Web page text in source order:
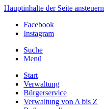
Hauptinhalte der Seite ansteuern
Facebook
Instagram
Suche
Menü
Start
Verwaltung
Bürgerservice
Verwaltung von A bis Z